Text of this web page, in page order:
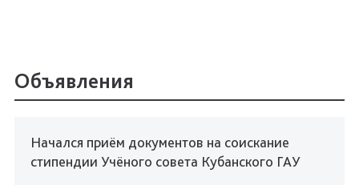
Объявления
Начался приём документов на соискание
стипендии Учёного совета Кубанского ГАУ